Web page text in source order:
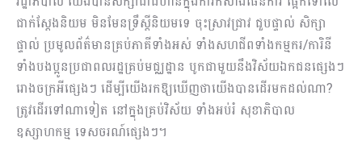
ជាក់ស្ដែងនិយម មិនមែនទ្រឹស្ដីនិយមទេ ចុះស្រាវ​ជ្រាវ ជួបផ្ទាល់ សិក្សា
ផ្ទាល់ ប្រមូលព័ត៌មានគ្រប់ភាគីទាំងអស់ ទាំងសហជីពទាំងកម្មករ/ការិនី
ទាំងបងប្អូនប្រជាពលរដ្ឋគ្រប់មជ្ឈដ្ឋាន បូកជាមួយនឹងវិស័យ​ឯក​​ជនផ្សេងៗ
រោងចក្រអីផ្សេងៗ ដើម្បីយើងរកឱ្យឃើញថាយើងបានដើរមកដល់ណា?
ត្រូវដើរទៅណាទៀត នៅក្នុងគ្រប់វិស័យ ទាំងអប់រំ សុខាភិបាល
ឧស្សាហកម្ម ទេសចរណ៍ផ្សេង​ៗ​។